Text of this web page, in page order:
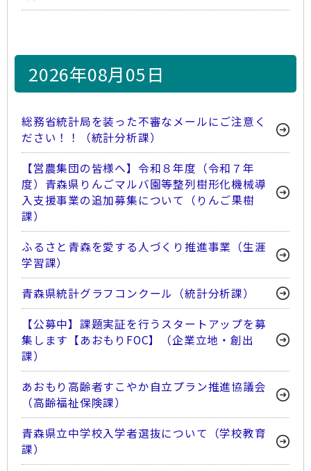
2026年08月05日
総務省統計局を装った不審なメールにご注意く
ださい！！（統計分析課）
【営農集団の皆様へ】令和８年度（令和７年
度）青森県りんごマルバ園等整列樹形化機械導
入支援事業の追加募集について（りんご果樹
課）
ふるさと青森を愛する人づくり推進事業（生涯
学習課）
青森県統計グラフコンクール（統計分析課）
【公募中】課題実証を行うスタートアップを募
集します【あおもりFOC】（企業立地・創出
課）
あおもり高齢者すこやか自立プラン推進協議会
（高齢福祉保険課）
青森県立中学校入学者選抜について（学校教育
課）